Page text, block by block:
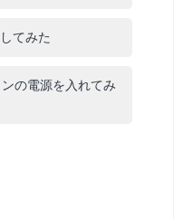
てみた
の電源を入れてみ